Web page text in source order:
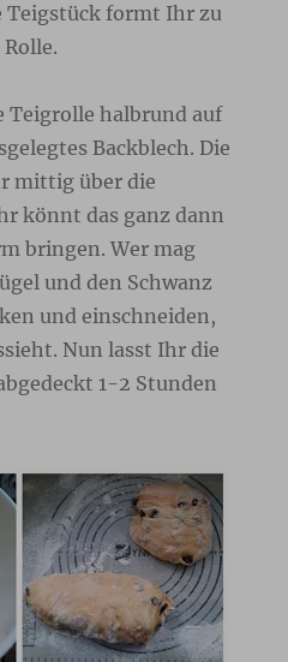
Teigstück formt Ihr zu
Teigrolle halbrund auf
Backblech. Die
mittig über die
könnt das ganz dann
bringen. Wer mag
und den Schwanz
und einschneiden,
Nun lasst Ihr die
1-2 Stunden